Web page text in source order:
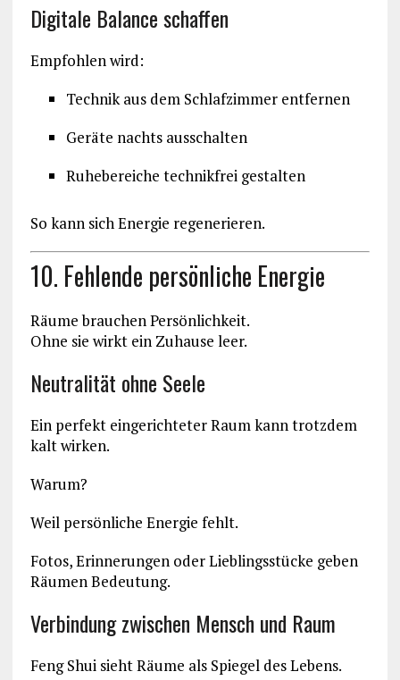
Digitale Balance schaffen
Empfohlen wird:
Technik aus dem Schlafzimmer entfernen
Geräte nachts ausschalten
Ruhebereiche technikfrei gestalten
So kann sich Energie regenerieren.
10. Fehlende persönliche Energie
Räume brauchen Persönlichkeit.
Ohne sie wirkt ein Zuhause leer.
Neutralität ohne Seele
Ein perfekt eingerichteter Raum kann trotzdem
kalt wirken.
Warum?
Weil persönliche Energie fehlt.
Fotos, Erinnerungen oder Lieblingsstücke geben
Räumen Bedeutung.
Verbindung zwischen Mensch und Raum
Feng Shui sieht Räume als Spiegel des Lebens.